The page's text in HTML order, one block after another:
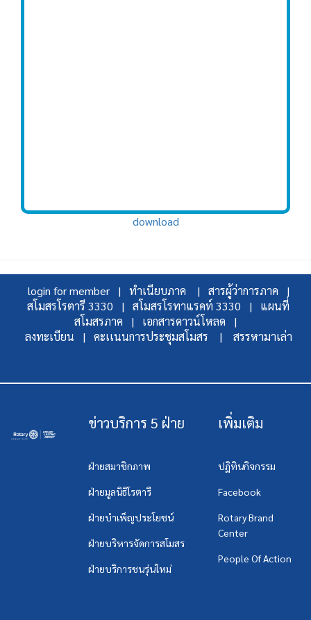
download
login for member | ทำเนียบภาค |
สารผู้ว่าการภาค |
สโมสรโรตารี 3330 |
สโมสรโรทาแรคท์ 3330 |
แผนที่
สโมสรภาค |
เอกสารดาวน์โหลด |
ลงทะเบียน |
คะเเนนการประชุมสโมสร | สรรหามาเล่า
ข่าวบริการ 5 ฝ่าย
ฝ่ายสมาชิกภาพ
ฝ่ายมูลนิธิโรตารี
ฝ่ายบำเพ็ญประโยชน์
ฝ่ายบริหารจัดการสโมสร
ฝ่ายบริการชนรุ่นใหม่
เพิ่มเติม
ปฏิทินกิจกรรม
Facebook
Rotary Brand
Center
People Of Action